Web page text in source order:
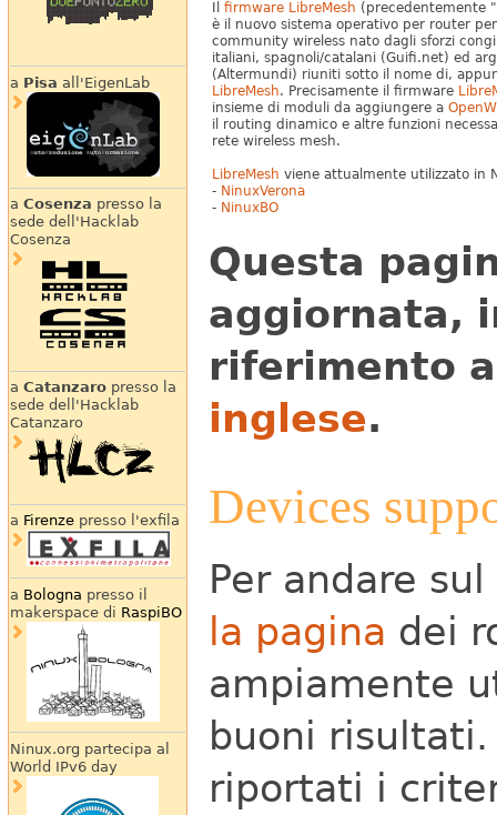
a Pisa all'EigenLab
a Cosenza presso la
sede dell'Hacklab
Cosenza
a Catanzaropresso la
sede dell'Hacklab
Catanzaro
a Firenzepresso l'exfila
a Bologna presso il
makerspace di RaspiBO
Ninux.org partecipa al
World IPv6 day
Ilfirmware LibreMesh (precedentemente
è il nuovo sistema operativo per router
community wireless nato dagli sforzi
italiani, spagnoli/catalani (Guifi.net) ed
(Altermundi) riuniti sotto il nome di,
LibreMesh. Precisamente il firmware
insieme di moduli da aggiungere a
il routing dinamico e altre funzioni
rete wireless mesh.
LibreMesh viene attualmente utilizzato in
- NinuxVerona
- NinuxBO
Questa
aggiornata,
riferimento
inglese.
Devices
Per andare
la pagina dei
ampiamente
buoni risultati.
riportati i